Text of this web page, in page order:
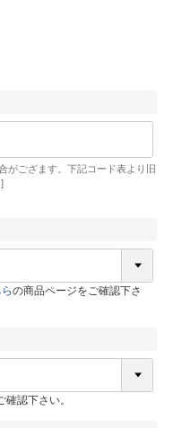
がござます。下記コード表より旧
の商品ページをご確認下さ
認下さい。